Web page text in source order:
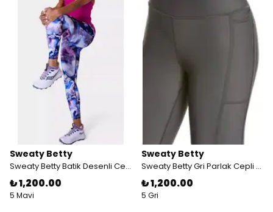
Sweaty Betty
Sweaty Betty Batik Desenli Cepli Spor Taytı
₺ 1,200.00
5 Mavi
Sweaty Betty
Sweaty Betty Gri Parlak Cepli Spor Taytı
₺ 1,200.00
5 Gri